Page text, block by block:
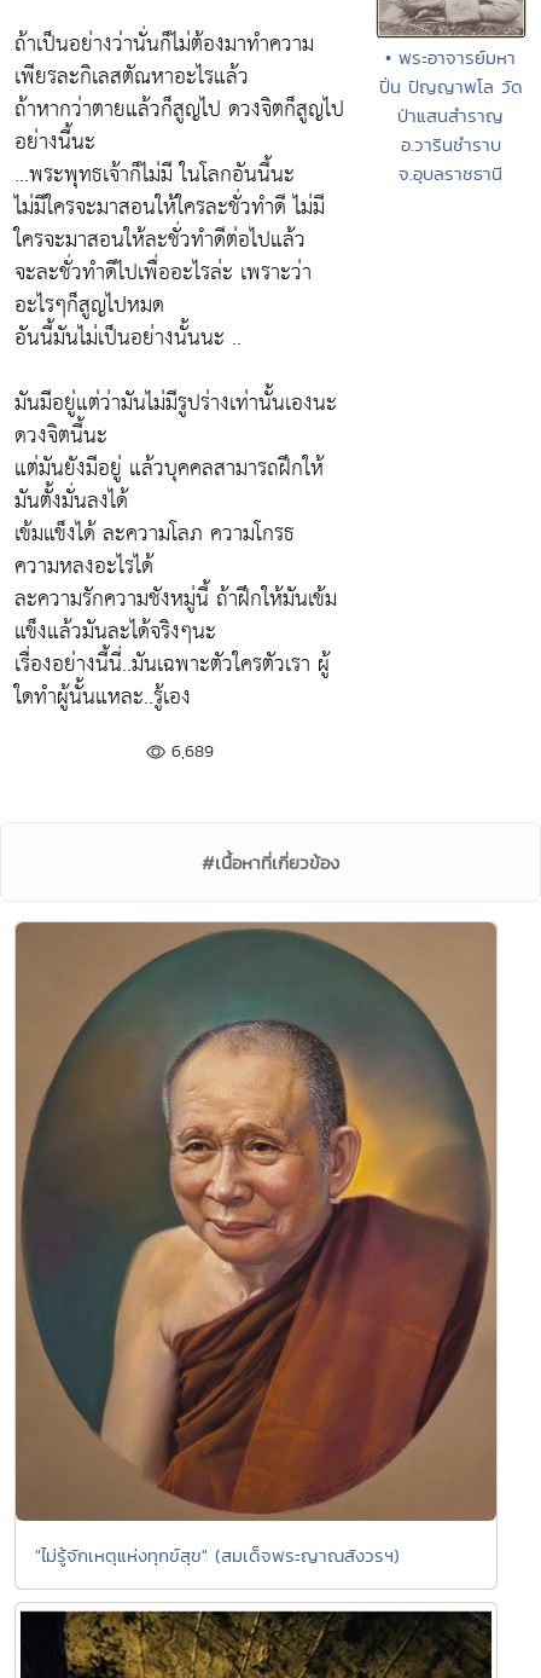
ถ้าเป็นอย่างว่านั่นก็ไม่ต้องมาทำความ
เพียรละกิเลสตัณหาอะไรแล้ว
ถ้าหากว่าตายแล้วก็สูญไป ดวงจิตก็สูญไป
อย่างนี้นะ
...พระพุทธเจ้าก็ไม่มี ในโลกอันนี้นะ
ไม่มีใครจะมาสอนให้ใครละชั่วทำดี ไม่มี
ใครจะมาสอนให้ละชั่วทำดีต่อไปแล้ว
จะละชั่วทำดีไปเพื่ออะไรล่ะ เพราะว่า
อะไรๆก็สูญไปหมด
อันนี้มันไม่เป็นอย่างนั้นนะ ..
มันมีอยู่แต่ว่ามันไม่มีรูปร่างเท่านั้นเองนะ
ดวงจิตนี้นะ
แต่มันยังมีอยู่ แล้วบุคคลสามารถฝึกให้
มันตั้งมั่นลงได้
เข้มแข็งได้ ละความโลภ ความโกรธ
ความหลงอะไรได้
ละความรักความชังหมู่นี้ ถ้าฝึกให้มันเข้ม
แข็งแล้วมันละได้จริงๆนะ
เรื่องอย่างนี้นี่..มันเฉพาะตัวใครตัวเรา ผู้
ใดทำผู้นั้นแหละ..รู้เอง
6,689
• พระอาจารย์มหา
ปิ่น ปัญญาพโล วัด
ป่าแสนสำราญ
อ.วารินชำราบ
จ.อุบลราชธานี
#เนื้อหาที่เกี่ยวข้อง
"ไม่รู้จักเหตุแห่งทุกข์สุข" (สมเด็จพระญาณสังวรฯ)